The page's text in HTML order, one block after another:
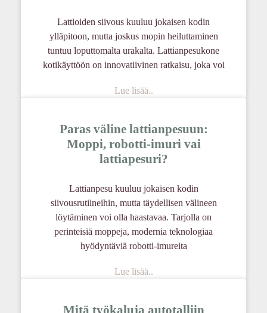
Lattioiden siivous kuuluu jokaisen kodin
ylläpitoon, mutta joskus mopin heiluttaminen
tuntuu loputtomalta urakalta. Lattianpesukone
kotikäyttöön on innovatiivinen ratkaisu, joka voi
Lue lisää..
Paras väline lattianpesuun:
Moppi, robotti-imuri vai
lattiapesuri?
Lattianpesu kuuluu jokaisen kodin
siivousrutiineihin, mutta täydellisen välineen
löytäminen voi olla haastavaa. Tarjolla on
perinteisiä moppeja, modernia teknologiaa
hyödyntäviä robotti-imureita
Lue lisää..
Mitä työkaluja autotalliin